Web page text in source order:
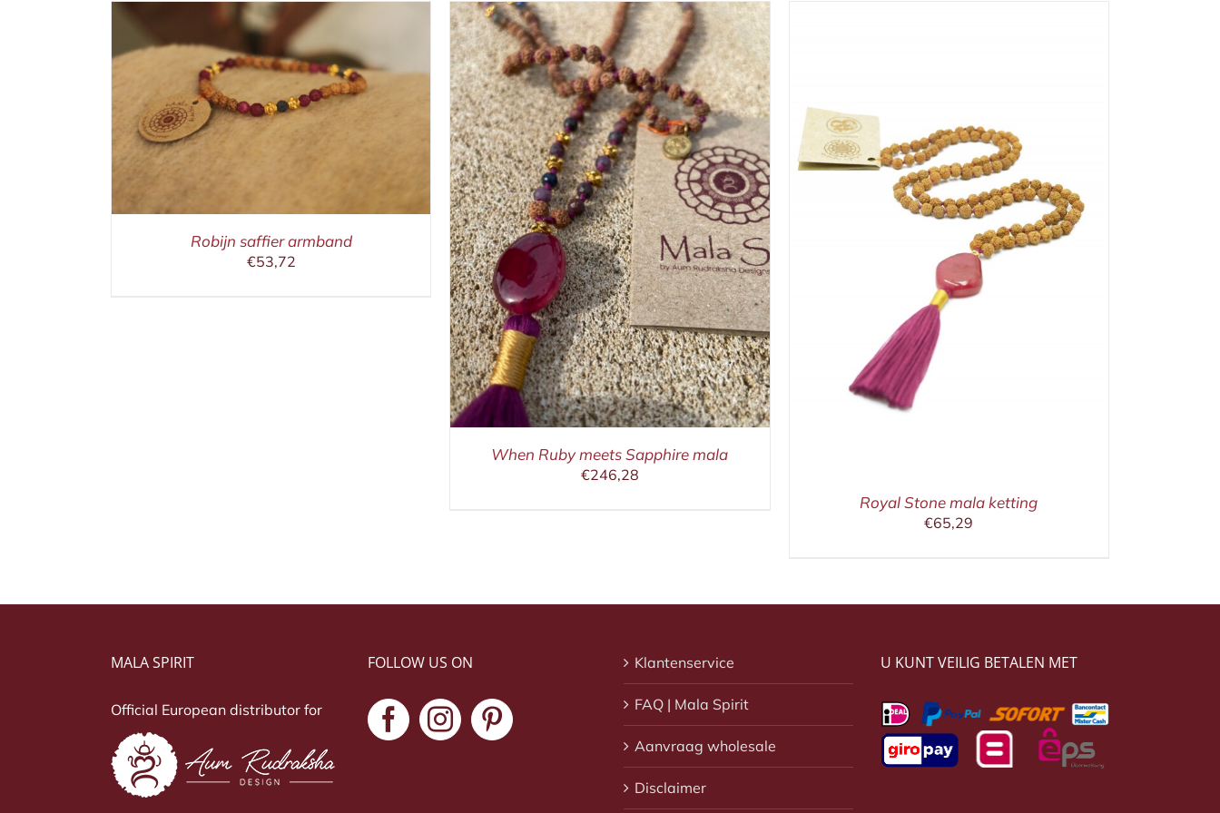
Robijn saffier armband
€53,72
IN WINKELMAND / DETAILS
When Ruby meets Sapphire mala
€246,28
IN WINKELMAND / DETAILS
Royal Stone mala ketting
€65,29
MALA SPIRIT
Official European distributor for
FOLLOW US ON Klantenservice
FAQ | Mala Spirit
Aanvraag wholesale
Disclaimer
U KUNT VEILIG BETALEN MET